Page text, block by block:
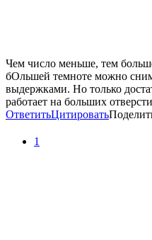
Чем число меньше, тем
бОльшей темноте можно
выдержками. Но только
работает на больших
ОтветитьЦитировать
1